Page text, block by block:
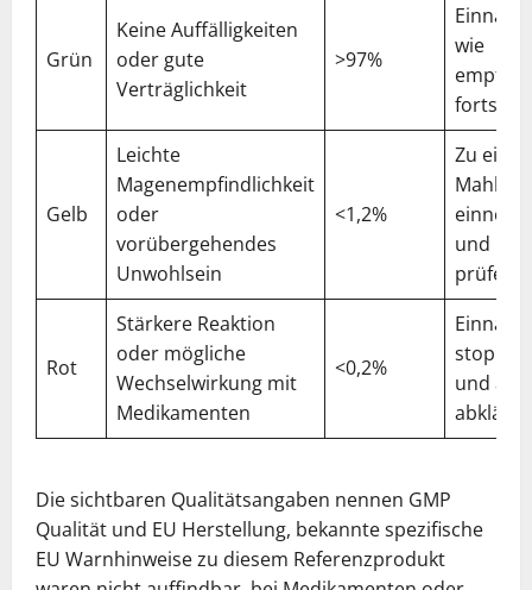
Grün
Keine Auffälligkeiten
oder gute
Verträglichkeit
>97%
wie
Gelb
Leichte
Magenempfindlichkeit
oder
vorübergehendes
Unwohlsein
<1,2%
Zu einer
Mahlzeit
und
prüfen
Rot
Stärkere Reaktion
oder mögliche
Wechselwirkung mit
Medikamenten
<0,2%
stoppen
und
abklären
Die sichtbaren Qualitätsangaben nennen GMP
Qualität und EU Herstellung, bekannte spezifische
EU Warnhinweise zu diesem Referenzprodukt